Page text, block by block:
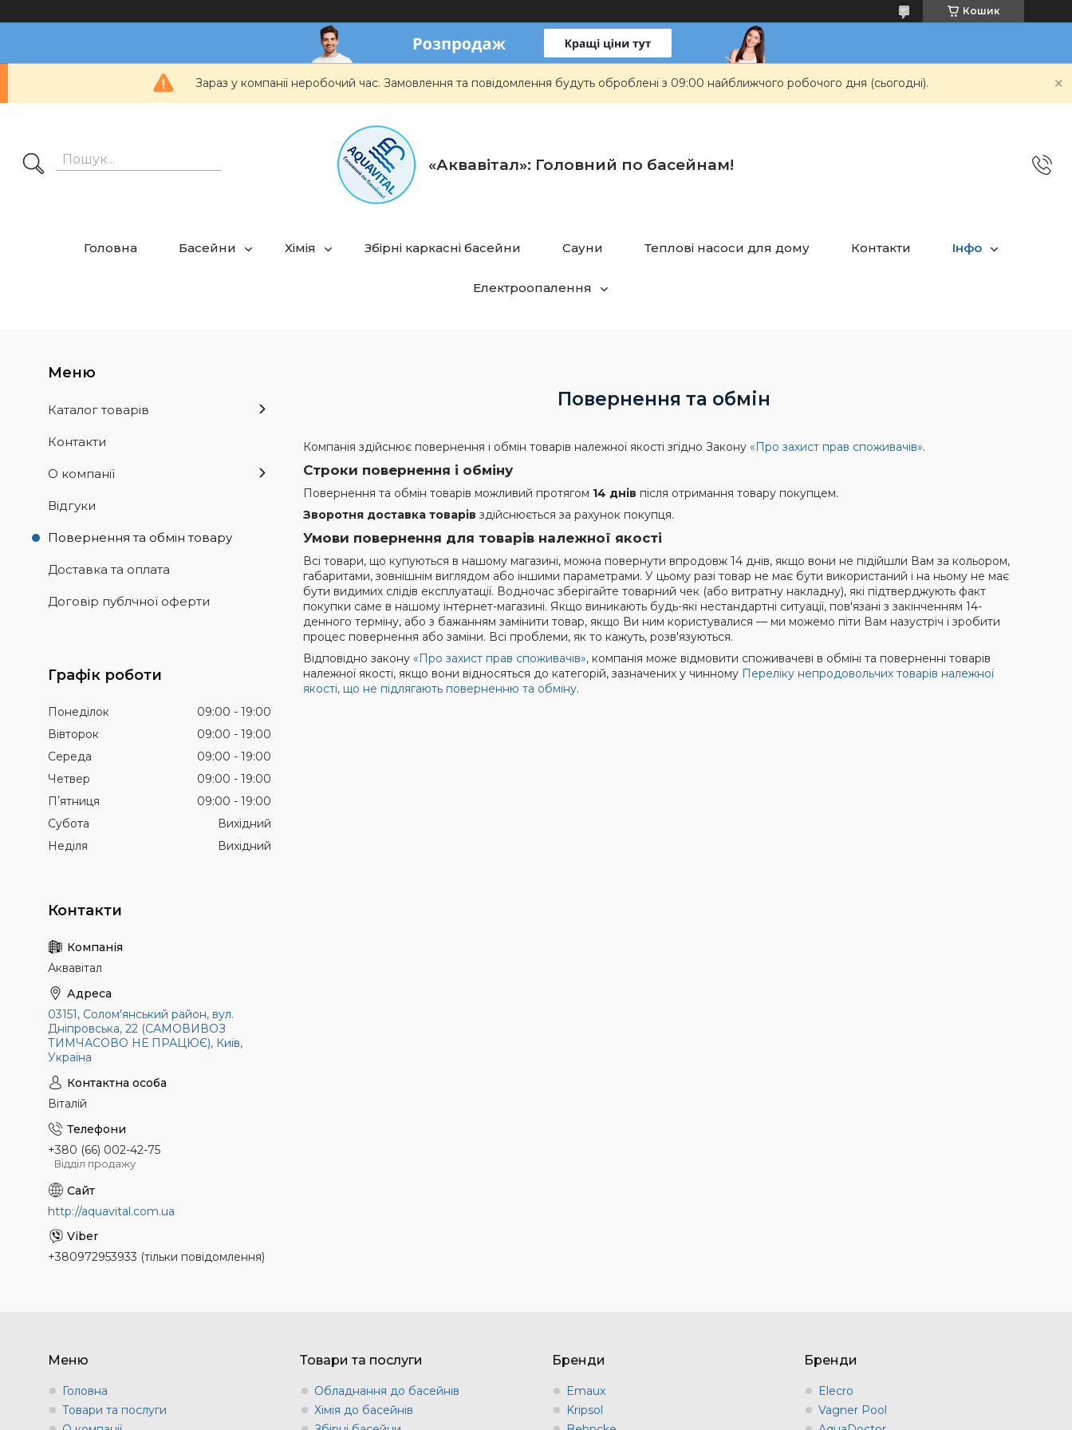
Кошик
Зараз у компанії неробочий час. Замовлення та повідомлення будуть оброблені з 09:00 найближчого робочого дня (сьогодні).
«Аквавітал»: Головний по басейнам!
Головна Басейни Хімія Збірні каркасні басейни Сауни Теплові насоси для дому Контакти Інфо
Електроопалення
Повернення та обмін
Компанія здійснює повернення і обмін товарів належної якості згідно Закону «Про захист прав споживачів».
Строки повернення і обміну
Повернення та обмін товарів можливий протягом 14 днів після отримання товару покупцем.
Зворотня доставка товарів здійснюється за рахунок покупця.
Умови повернення для товарів належної якості
Всі товари, що купуються в нашому магазині, можна повернути впродовж 14 днів, якщо вони не підійшли Вам за кольором,
габаритами, зовнішнім виглядом або іншими параметрами. У цьому разі товар не має бути використаний і на ньому не має
бути видимих слідів експлуатації. Водночас зберігайте товарний чек (або витратну накладну), які підтверджують факт
покупки саме в нашому інтернет-магазині. Якщо виникають будь-які нестандартні ситуації, пов'язані з закінченням 14-
денного терміну, або з бажанням замінити товар, якщо Ви ним користувалися — ми можемо піти Вам назустріч і зробити
процес повернення або заміни. Всі проблеми, як то кажуть, розв'язуються.
Відповідно закону «Про захист прав споживачів», компанія може відмовити споживачеві в обміні та поверненні товарів
належної якості, якщо вони відносяться до категорій, зазначених у чинному Переліку непродовольчих товарів належної
якості, що не підлягають поверненню та обміну.
Каталог товарів
Контакти
О компанії
Відгуки
Повернення та обмін товару
Доставка та оплата
Договір публчної оферти
Графік роботи
Понеділок 09:00
19:00
Вівторок
09:00
19:00
Середа
09:00
19:00
Четвер
09:00
19:00
Пʼятниця
09:00
19:00
Субота
Вихідний
Неділя
Вихідний
Аквавітал
03151, Солом'янський район, вул.
Дніпровська, 22 (САМОВИВОЗ
ТИМЧАСОВО НЕ ПРАЦЮЄ), Київ,
Україна
Віталій
+380 (66) 002-42-75
Відділ продажу
http://aquavital.com.ua
+380972953933 (тільки повідомлення)
Меню
Головна
Товари та послуги
Товари та послуги
Обладнання до басейнів
Хімія до басейнів
Бренди
Emaux
Kripsol
Бренди
Elecro
Vagner Pool